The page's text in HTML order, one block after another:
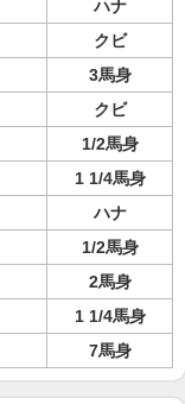
ハナ
クビ
3馬身
クビ
1/2馬身
1 1/4馬身
ハナ
1/2馬身
2馬身
1 1/4馬身
7馬身